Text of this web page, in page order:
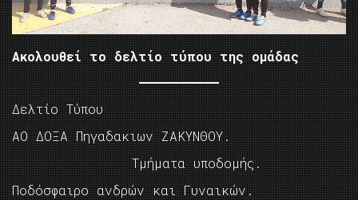
Ακολουθεί το δελτίο τύπου της ομάδας
Δελτίο Τύπου
ΑΟ ΔΟΞΑ Πηγαδακιων ΖΑΚΥΝΘΟΥ.
Τμήματα υποδομής.
Ποδόσφαιρο ανδρών και Γυναικών.